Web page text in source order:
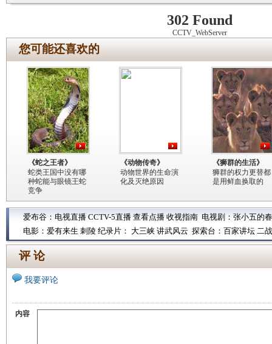
302 Found
CCTV_WebServer
您可能还喜欢的
《蛇之王者》
蛇类王国中没有哪
种蛇能与眼镜王蛇
竞争
《动物传奇》
动物世界的生命演
化及灭绝原因
《狮群的生活》
狮群的权力更替都
是用鲜血换取的
爱布谷： 电视直播 CCTV-5直播 查看点播 收视指南 电视剧： 张小五的
电影： 爱有来生 刺陵 纪录片： 大三峡 讲武风云 探索台： 百家讲坛 二
评 论
我要评论
内容